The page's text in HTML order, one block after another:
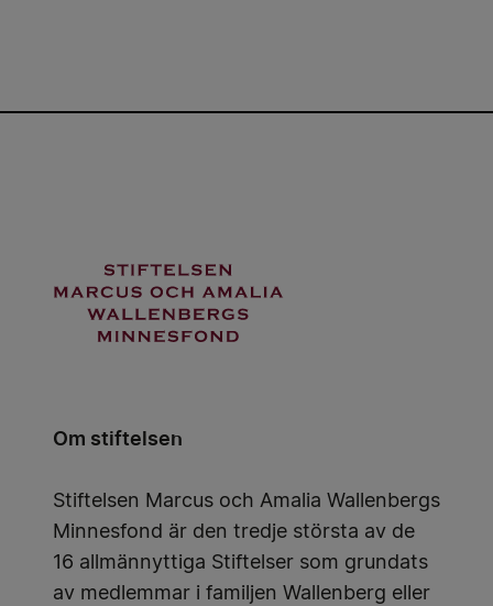
Om stiftelsen
Stiftelsen Marcus och Amalia Wallenbergs
Minnesfond är den tredje största av de
16 allmännyttiga Stiftelser som grundats
av medlemmar i familjen Wallenberg eller